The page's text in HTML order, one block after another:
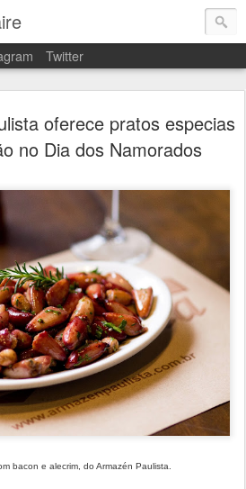
Twitter
oferece pratos especias
no Dia dos Namorados
bacon e alecrim, do Armazén Paulista.